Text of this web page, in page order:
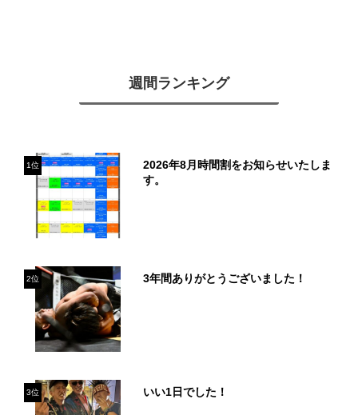
週間ランキング
1位
2026年8月時間割をお知らせいたしま
す。
2位 3年間ありがとうございました！
3位 いい1日でした！